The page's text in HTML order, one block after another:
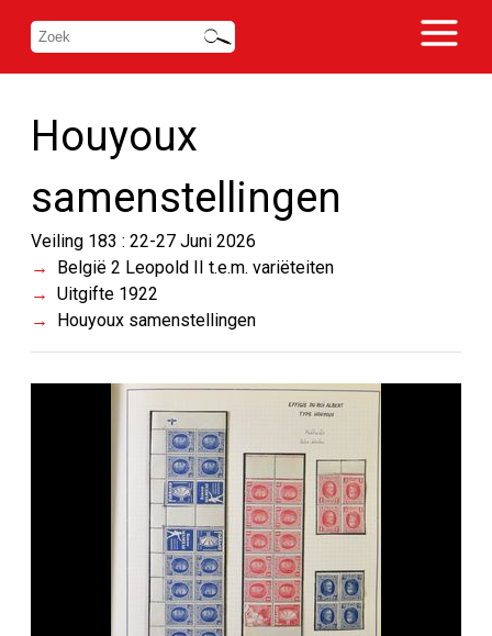
Houyoux
samenstellingen
Veiling 183 : 22-27 Juni 2026
België 2 Leopold II t.e.m. variëteiten
Uitgifte 1922
Houyoux samenstellingen